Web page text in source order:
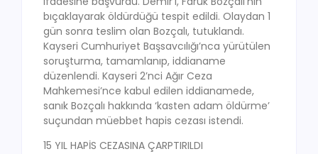
bıçaklayarak öldürdüğü tespit edildi. Olaydan 1
gün sonra teslim olan Bozçalı, tutuklandı.
Kayseri Cumhuriyet Başsavcılığı’nca yürütülen
soruşturma, tamamlanıp, iddianame
düzenlendi. Kayseri 2’nci Ağır Ceza
Mahkemesi’nce kabul edilen iddianamede,
sanık Bozçalı hakkında ‘kasten adam öldürme’
suçundan müebbet hapis cezası istendi.
15 YIL HAPİS CEZASINA ÇARPTIRILDI